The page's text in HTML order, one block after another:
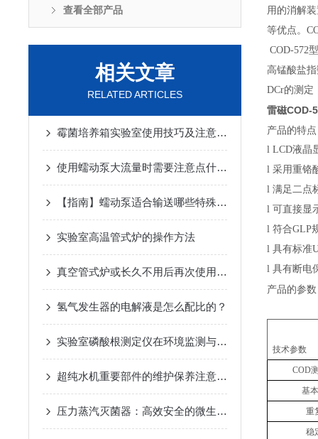
查看全部产品
相关文章
RELATED ARTICLES
霉菌培养箱实验室使用技巧及注意事项
使用蠕动泵大流量时需要注意点什么？
【指南】蠕动泵适合输送哪些特殊介质？
实验室高温管式炉的操作方法
真空管式炉或长久不用后再次使用的注意事项与方法
氢气发生器的电解液是怎么配比的？
实验室磷酸根测定仪在环境监测与工业分析中的应用
超纯水机重要部件的维护保养注意事项
压力蒸汽灭菌器：高效安全的微生物灭菌工具
用的消解
等优点。
COD-572
高锰酸盐
DCr的测定
雷磁COD-
产品的特点
l LCD液晶
l 采用重铬
l 满足二点
l 可直接显
l 符合GLP
l 具有标准
l 具有断电
产品的参数
技术参数
COD
基
重
稳